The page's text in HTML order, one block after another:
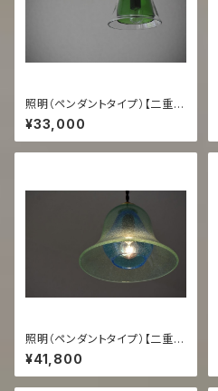
照明（ペンダントタイプ）【二重
透/緑】
¥33,000
照明（ペンダントタイプ）【二重
うす泡コーラ/スカイ】
¥41,800